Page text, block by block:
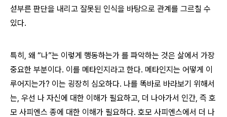
섣부른 판단을 내리고 잘못된 인식을 바탕으로 관계를 그르칠 수
있다.
특히, 왜 “나”는 이렇게 행동하는가 를 파악하는 것은 삶에서 가장
중요한 부분이다. 이를 메타인지라고 한다. 메타인지는 어떻게 이
루어지는가? 이는 굉장히 심오하다. 나를 똑바로 바라보기 위해서
는, 우선 나 자신에 대한 이해가 필요하고, 더 나아가서 인간, 즉 호
모 사피엔스 종에 대한 이해가 필요하다. 호모 사피엔스에서 더 나